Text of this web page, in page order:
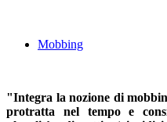
Mobbing
"Integra la nozione di
protratta nel tempo e